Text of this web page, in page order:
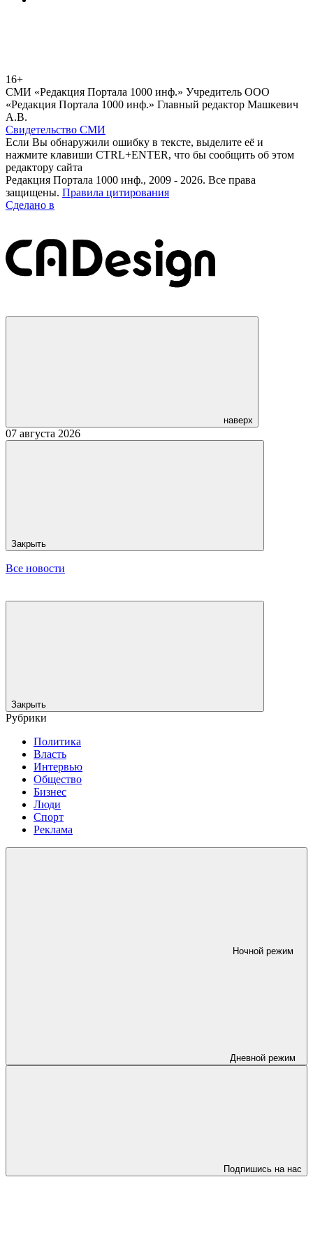
16+
СМИ «Редакция Портала 1000 инф.» Учредитель ООО
«Редакция Портала 1000 инф.» Главный редактор Машкевич
А.В.
Свидетельство СМИ
Если Вы обнаружили ошибку в тексте, выделите её и
нажмите клавиши CTRL+ENTER, что бы сообщить об этом
редактору сайта
Редакция Портала 1000 инф., 2009 - 2026. Все права
защищены. Правила цитирования
Сделано в
наверх
07 августа 2026
Закрыть
Все новости
Закрыть
Рубрики
Политика
Власть
Интервью
Общество
Бизнес
Люди
Спорт
Реклама
Ночной режим
Дневной режим
Подпишись на нас